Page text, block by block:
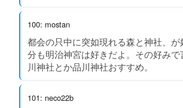
100: mostan
都会の只中に突如現れる森と神社、が
分も明治神宮は好きだよ。その好みで
川神社とか品川神社おすすめ。
101: neco22b